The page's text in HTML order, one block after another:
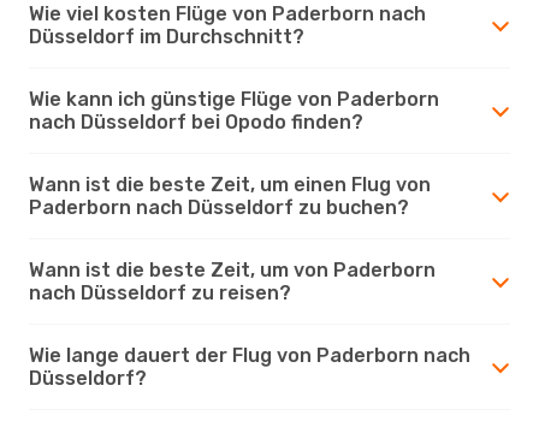
Wie viel kosten Flüge von Paderborn nach
Düsseldorf im Durchschnitt?
Wie kann ich günstige Flüge von Paderborn
nach Düsseldorf bei Opodo finden?
Wann ist die beste Zeit, um einen Flug von
Paderborn nach Düsseldorf zu buchen?
Wann ist die beste Zeit, um von Paderborn
nach Düsseldorf zu reisen?
Wie lange dauert der Flug von Paderborn nach
Düsseldorf?